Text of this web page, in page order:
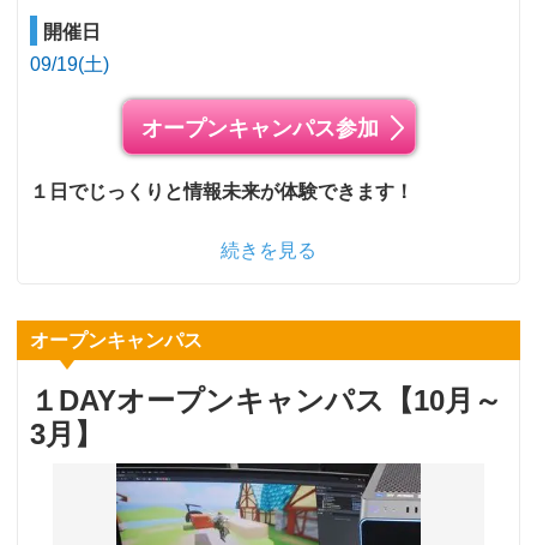
開催日
09/19(土)
オープンキャンパス参加
１日でじっくりと情報未来が体験できます！
続きを見る
オープンキャンパス
１DAYオープンキャンパス【10月～
3月】